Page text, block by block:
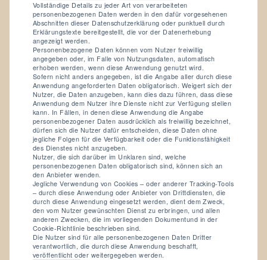
Vollständige Details zu jeder Art von verarbeiteten
personenbezogenen Daten werden in den dafür vorgesehenen
Abschnitten dieser Datenschutzerklärung oder punktuell durch
Erklärungstexte bereitgestellt, die vor der Datenerhebung
angezeigt werden.
Personenbezogene Daten können vom Nutzer freiwillig
angegeben oder, im Falle von Nutzungsdaten, automatisch
erhoben werden, wenn diese Anwendung genutzt wird.
Sofern nicht anders angegeben, ist die Angabe aller durch diese
Anwendung angeforderten Daten obligatorisch. Weigert sich der
Nutzer, die Daten anzugeben, kann dies dazu führen, dass diese
Anwendung dem Nutzer ihre Dienste nicht zur Verfügung stellen
kann. In Fällen, in denen diese Anwendung die Angabe
personenbezogener Daten ausdrücklich als freiwillig bezeichnet,
dürfen sich die Nutzer dafür entscheiden, diese Daten ohne
jegliche Folgen für die Verfügbarkeit oder die Funktionsfähigkeit
des Dienstes nicht anzugeben.
Nutzer, die sich darüber im Unklaren sind, welche
personenbezogenen Daten obligatorisch sind, können sich an
den Anbieter wenden.
Jegliche Verwendung von Cookies – oder anderer Tracking-Tools
– durch diese Anwendung oder Anbieter von Drittdiensten, die
durch diese Anwendung eingesetzt werden, dient dem Zweck,
den vom Nutzer gewünschten Dienst zu erbringen, und allen
anderen Zwecken, die im vorliegenden Dokumentund in der
Cookie-Richtlinie beschrieben sind.
Die Nutzer sind für alle personenbezogenen Daten Dritter
verantwortlich, die durch diese Anwendung beschafft,
veröffentlicht oder weitergegeben werden.